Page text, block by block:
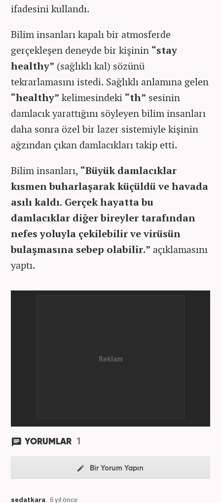
ifadesini kullandı.
Bilim insanları kapalı bir atmosferde
gerçekleşen deneyde bir kişinin “stay
healthy” (sağlıklı kal) sözünü
tekrarlamasını istedi. Sağlıklı anlamına gelen
“healthy” kelimesindeki “th” sesinin
damlacık yarattığını söyleyen bilim insanları
daha sonra özel bir lazer sistemiyle kişinin
ağzından çıkan damlacıkları takip etti.
Bilim insanları, “Büyük damlacıklar
kısmen buharlaşarak küçüldü ve havada
asılı kaldı. Gerçek hayatta bu
damlacıklar diğer bireyler tarafından
nefes yoluyla çekilebilir ve virüsün
bulaşmasına sebep olabilir.” açıklamasını
yaptı.
YORUMLAR 1
Bir Yorum Yapın
sedatkara 6 yıl önce